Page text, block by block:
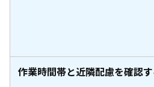
作業時間帯と近隣配慮を確認